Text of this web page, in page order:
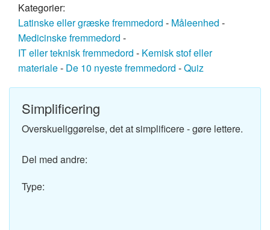
Kategorier:
Latinske eller græske fremmedord - Måleenhed -
Medicinske fremmedord -
IT eller teknisk fremmedord - Kemisk stof eller
materiale- De 10 nyeste fremmedord -Quiz
Simplificering
Overskueliggørelse, det at simplificere - gøre lettere.
Del med andre:
Type: